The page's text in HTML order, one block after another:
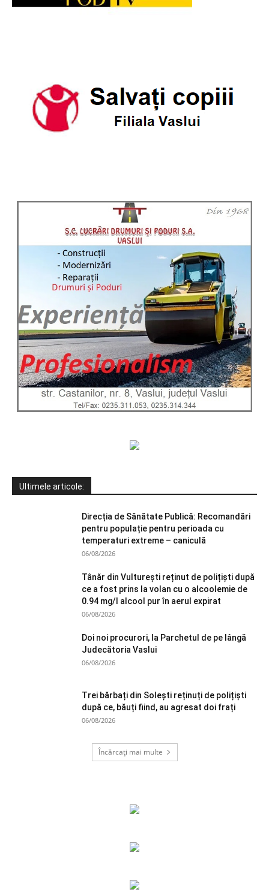
Ultimele articole:
Direcția de Sănătate Publică: Recomandări
pentru populație pentru perioada cu
temperaturi extreme – caniculă
06/08/2026
Tânăr din Vulturești reținut de polițiști după
ce a fost prins la volan cu o alcoolemie de
0.94 mg/l alcool pur în aerul expirat
06/08/2026
Doi noi procurori, la Parchetul de pe lângă
Judecătoria Vaslui
06/08/2026
Trei bărbați din Solești reținuți de polițiști
după ce, băuți fiind, au agresat doi frați
06/08/2026
Încărcați mai multe